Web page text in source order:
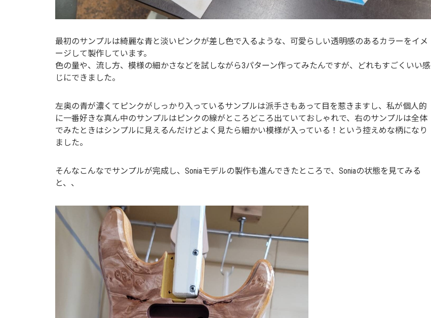
最初のサンプルは綺麗な青と淡いピンクが差し色で入るような、可愛らしい透明感のあるカラーをイメ
ージして製作しています。
色の量や、流し方、模様の細かさなどを試しながら3パターン作ってみたんですが、どれもすごくいい感
じにできました。
左奥の青が濃くてピンクがしっかり入っているサンプルは派手さもあって目を惹きますし、私が個人的
に一番好きな真ん中のサンプルはピンクの線がところどころ出ていておしゃれで、右のサンプルは全体
でみたときはシンプルに見えるんだけどよく見たら細かい模様が入っている！という控えめな柄になり
ました。
そんなこんなでサンプルが完成し、Soniaモデルの製作も進んできたところで、Soniaの状態を見てみる
と、、